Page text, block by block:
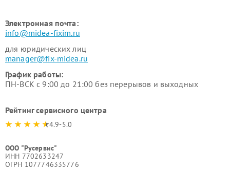
Электронная почта:
info@midea-fixim.ru
для юридических лиц
manager@fix-midea.ru
График работы:
ПН-ВСК с 9:00 до 21:00 без перерывов и выходных
Рейтинг сервисного центра
4.9-5.0
ООО "Русервис"
ИНН 7702633247
ОГРН 1077746335776